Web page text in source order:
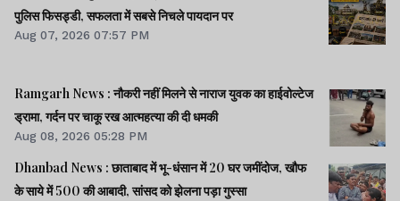
पुलिस फिसड्डी, सफलता में सबसे निचले पायदान पर
Aug 07, 2026 07:57 PM
Ramgarh News : नौकरी नहीं मिलने से नाराज युवक का हाईवोल्टेज
ड्रामा, गर्दन पर चाकू रख आत्महत्या की दी धमकी
Aug 08, 2026 05:28 PM
Dhanbad News : छाताबाद में भू-धंसान में 20 घर जमींदोज, खौफ
के साये में 500 की आबादी, सांसद को झेलना पड़ा गुस्सा